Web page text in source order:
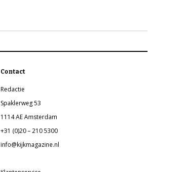
Contact
Redactie
Spaklerweg 53
1114 AE Amsterdam
+31 (0)20 – 210 5300
info@kijkmagazine.nl